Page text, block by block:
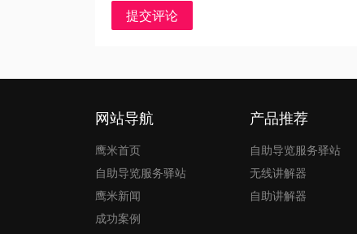
提交评论
网站导航
鹰米首页
自助导览服务驿站
鹰米新闻
成功案例
产品推荐
自助导览服务驿站
无线讲解器
自助讲解器